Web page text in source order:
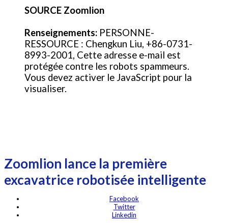
SOURCE Zoomlion
Renseignements: PERSONNE-
RESSOURCE : Chengkun Liu, +86-0731-
8993-2001, Cette adresse e-mail est
protégée contre les robots spammeurs.
Vous devez activer le JavaScript pour la
visualiser.
Zoomlion lance la première
excavatrice robotisée intelligente
Facebook
Twitter
Linkedin